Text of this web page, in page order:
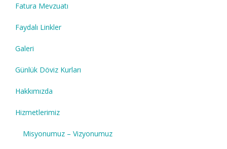
Fatura Mevzuatı
Faydalı Linkler
Galeri
Günlük Döviz Kurları
Hakkımızda
Hizmetlerimiz
Misyonumuz – Vizyonumuz